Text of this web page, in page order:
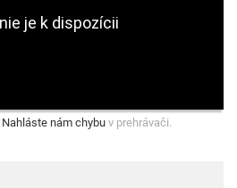
Nahláste nám chybu v prehrávači.